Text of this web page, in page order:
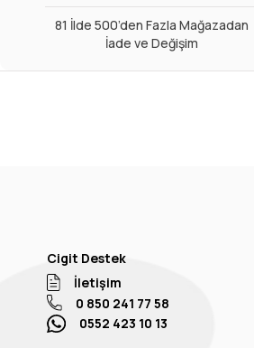
81 İlde 500’den Fazla Mağazadan
İade ve Değişim
Cigit Destek
İletişim
0 850 241 77 58
0552 423 10 13